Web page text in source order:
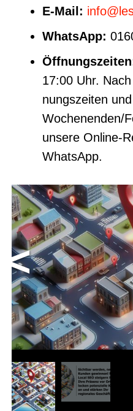
E‑Mail:
Whats­App:
17:00 Uhr.
nungs­zei­ten
Wochenenden/
unse­re Online-
WhatsApp.
<